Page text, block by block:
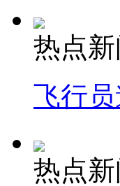
热点新
飞行
热点新